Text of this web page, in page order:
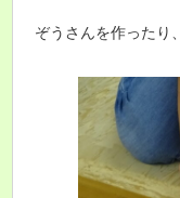
ぞうさんを作ったり、